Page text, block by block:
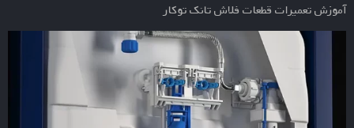
آموزش تعمیرات قطعات فلاش تانک توکار